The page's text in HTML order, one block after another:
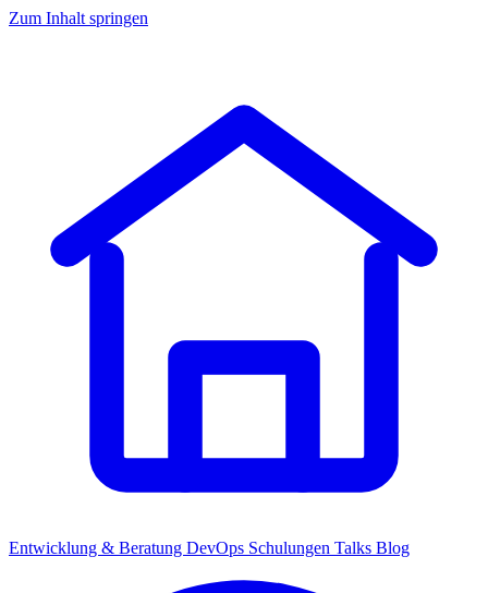
Zum Inhalt springen
Entwicklung & Beratung DevOps Schulungen Talks Blog